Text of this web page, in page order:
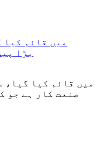
صنعت کار ہے جو